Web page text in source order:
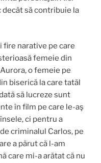
decât să contribuie la
fire narative pe care
femeie din
o femeie pe
biserică la care tatăl
să lucreze sunt
în film pe care le-aş
ci pentru a
criminalul Carlos, pe
a părut că l-am
care mi-a arătat că nu